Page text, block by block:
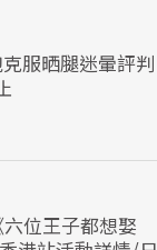
服晒腿迷暈評判
位王子都想娶